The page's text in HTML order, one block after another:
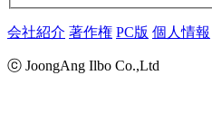
会社紹介 著作権 PC版 個人情報
ⓒ JoongAng Ilbo Co.,Ltd